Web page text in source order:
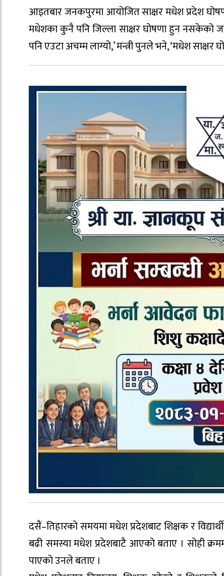
आइतबार जनकपुरमा आयोजित साक्षर मधेश प्रदेश
मधेशका कुनै पनि जिल्ला साक्षर घोषणा हुन नसकेको
पनि एउटा अचम्म लाग्यो,’ मन्त्री पुनले भने, ‘मधेश साक्षर
दसैं–तिहारको समयमा मधेश प्रदेशबाट शिक्षक र
बढी समस्या मधेश प्रदेशबाटै आएको बताए । सोही
पाएको उनले बताए ।